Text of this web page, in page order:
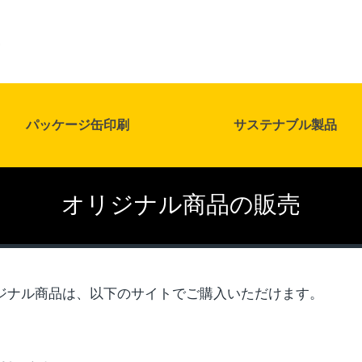
パッケージ缶印刷 サステナブル製品
オリジナル商品の販売
ナル商品は、以下のサイトでご購入いただけます。